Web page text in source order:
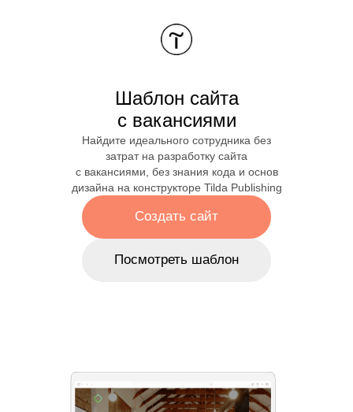
Шаблон сайта
с вакансиями
Найдите идеального сотрудника без
затрат на разработку сайта
с вакансиями, без знания кода и основ
дизайна на конструкторе Tilda Publishing
Создать сайт
Посмотреть шаблон